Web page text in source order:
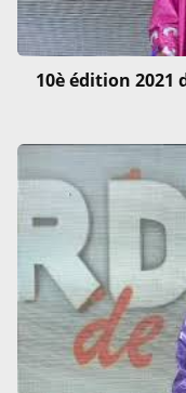
10è édition 2021